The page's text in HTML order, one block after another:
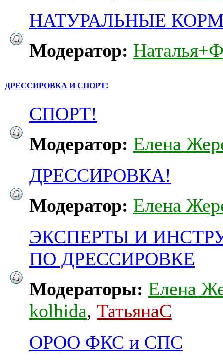
НАТУРАЛЬНЫЕ
Модератор:
ДРЕССИРОВКА И СПОРТ!
СПОРТ!
Модератор: Елена
ДРЕССИРОВКА!
Модератор: Елена
ЭКСПЕРТЫ И
ПО ДРЕССИРОВКЕ
Модераторы: Елена
kolhida, ТатьянаC
ОРОО ФКС и СПС